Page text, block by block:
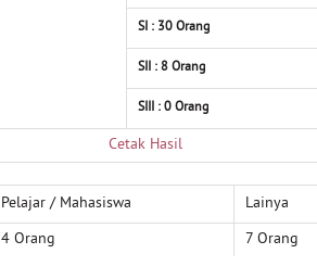
SI : 30 Orang
SII : 8 Orang
SIII : 0 Orang
Cetak Hasil
Pelajar / Mahasiswa
Lainya
4 Orang 7 Orang